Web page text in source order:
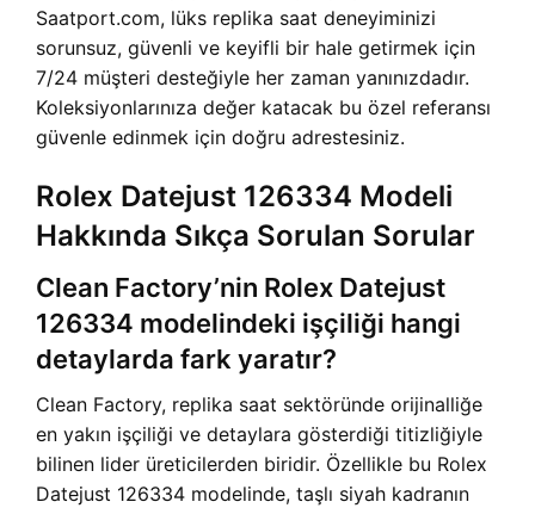
Saatport.com, lüks replika saat deneyiminizi
sorunsuz, güvenli ve keyifli bir hale getirmek için
7/24 müşteri desteğiyle her zaman yanınızdadır.
Koleksiyonlarınıza değer katacak bu özel referansı
güvenle edinmek için doğru adrestesiniz.
Rolex Datejust 126334 Modeli
Hakkında Sıkça Sorulan Sorular
Clean Factory’nin Rolex Datejust
126334 modelindeki işçiliği hangi
detaylarda fark yaratır?
Clean Factory, replika saat sektöründe orijinalliğe
en yakın işçiliği ve detaylara gösterdiği titizliğiyle
bilinen lider üreticilerden biridir. Özellikle bu Rolex
Datejust 126334 modelinde, taşlı siyah kadranın